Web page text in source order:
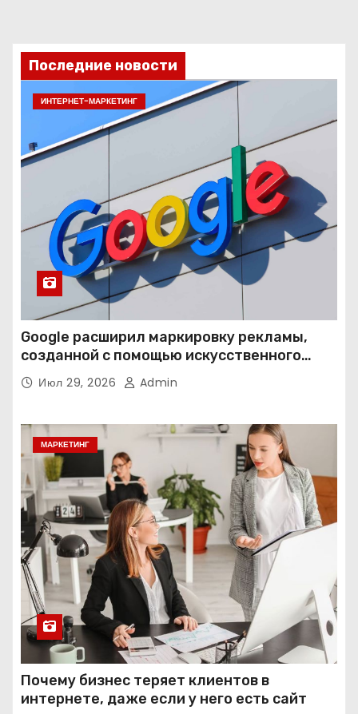
Последние новости
ИНТЕРНЕТ-МАРКЕТИНГ
Google расширил маркировку рекламы,
созданной с помощью искусственного
интеллекта
Июл 29, 2026 Admin
МАРКЕТИНГ
Почему бизнес теряет клиентов в
интернете, даже если у него есть сайт